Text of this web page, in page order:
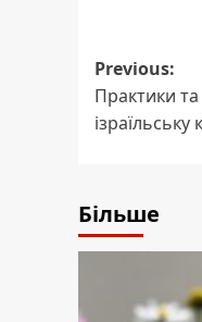
Post
Previous:
Практики та
Більше